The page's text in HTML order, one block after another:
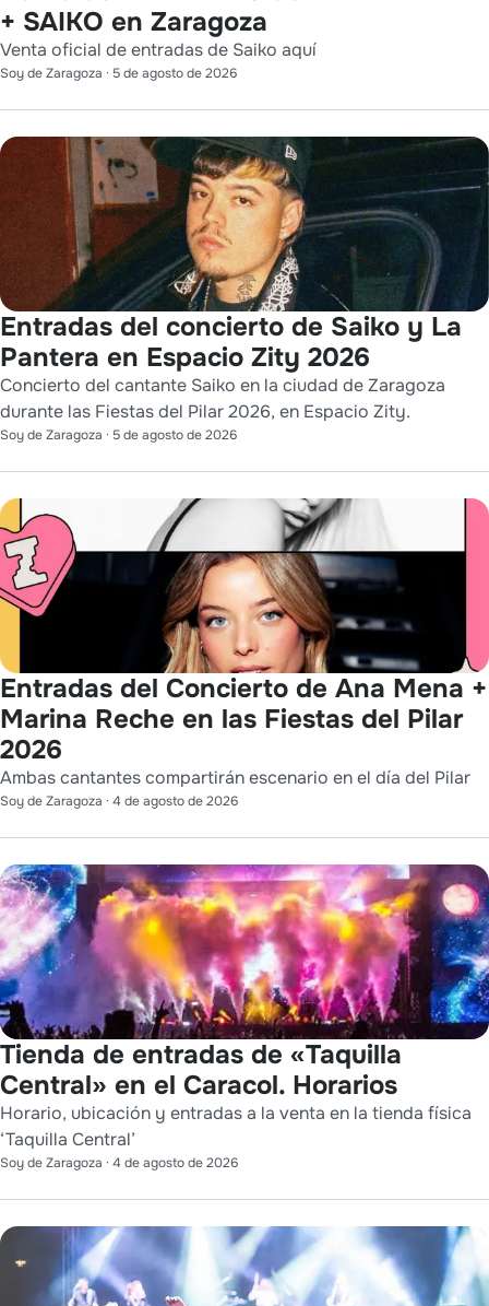
+ SAIKO en Zaragoza
Venta oficial de entradas de Saiko aquí
Soy de Zaragoza · 5 de agosto de 2026
Entradas del concierto de Saiko y La
Pantera en Espacio Zity 2026
Concierto del cantante Saiko en la ciudad de Zaragoza
durante las Fiestas del Pilar 2026, en Espacio Zity.
Soy de Zaragoza · 5 de agosto de 2026
Entradas del Concierto de Ana Mena +
Marina Reche en las Fiestas del Pilar
2026
Ambas cantantes compartirán escenario en el día del Pilar
Soy de Zaragoza · 4 de agosto de 2026
Tienda de entradas de «Taquilla
Central» en el Caracol. Horarios
Horario, ubicación y entradas a la venta en la tienda física
‘Taquilla Central’
Soy de Zaragoza · 4 de agosto de 2026